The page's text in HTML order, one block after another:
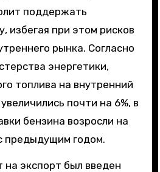
поддержать
избегая при этом рисков
рынка. Согласно
энергетики,
топлива на внутренний
почти на 6%, в
бензина возросли на
предыдущим годом.
экспорт был введен